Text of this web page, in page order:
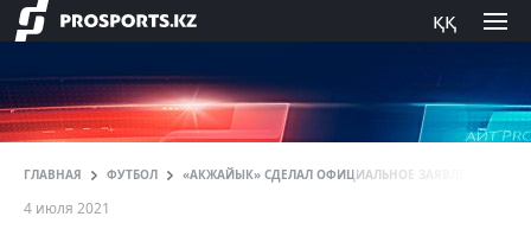
ққ
ГЛАВНАЯ ФУТБОЛ «АКЖАЙЫК» СДЕЛАЛ ОФИЦИАЛЬНОЕ ЗАЯВЛЕНИЕ О
4 июля 2021